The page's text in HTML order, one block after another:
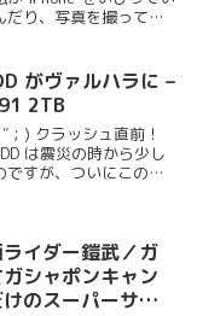
だり、写真を撮ってい
すが、最近は IXY で
がヴァルハラに –
2TB
；) クラッシュ直前！
は震災の時から少し
ですが、ついにこのよ
イダー鎧武／ガ
シャポンキャン
のスーパーサウ